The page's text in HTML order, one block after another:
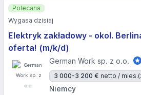
Elektryk zakładowy - okol.
oferta! (m/k/d)
German Work sp. z o.o.
3 000-3 200 € netto / mies.
Niemcy
Polecana
Wygasa dzisiaj